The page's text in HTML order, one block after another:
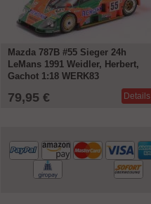
Mazda 787B #55 Sieger 24h
LeMans 1991 Weidler, Herbert,
Gachot 1:18 WERK83
79,95 € Details